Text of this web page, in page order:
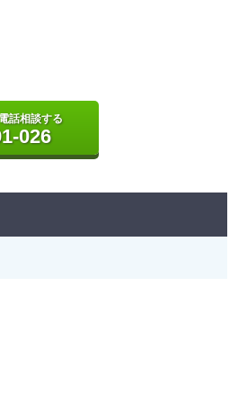
話相談する
026